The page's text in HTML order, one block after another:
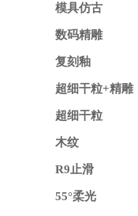
模具仿古
数码精雕
复刻釉
超细干粒+精雕
超细干粒
木纹
R9止滑
55°柔光